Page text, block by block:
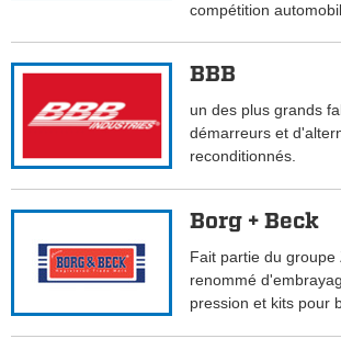
compétition
BBB
un des plus grands
démarreurs et
reconditionnés.
Borg + Beck
Fait partie du groupe
renommé
pression et kits pour